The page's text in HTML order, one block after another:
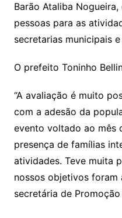
Barão Ataliba
pessoas para as
secretarias municipais
O prefeito Toninho
“A avaliação é muito
com a adesão da
evento voltado ao mês
presença de famílias
atividades. Teve muita
nossos objetivos foram
secretária de